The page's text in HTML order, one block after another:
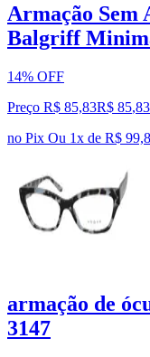
Armação Sem
Balgriff
14% OFF
Preço R$ 85,83R$ 85,83
no Pix Ou 1x de R$
armação de
3147